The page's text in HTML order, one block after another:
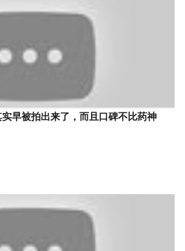
实早被拍出来了，而且口碑不比药神